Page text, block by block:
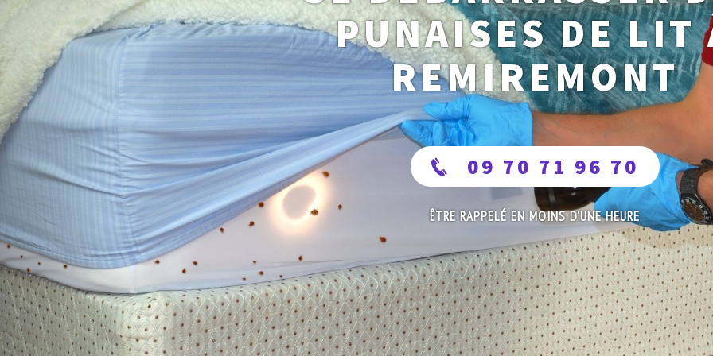
PUNAISES DE LIT
REMIREMONT
09 70 71 96 70
ÊTRE RAPPELÉ EN MOINS D'UNE HEURE